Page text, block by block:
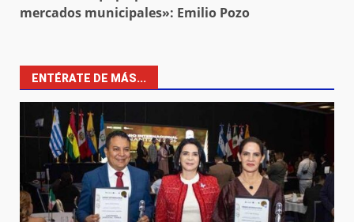
mercados municipales»: Emilio Pozo
ENTÉRATE DE MÁS...